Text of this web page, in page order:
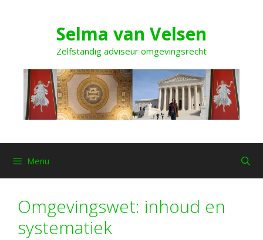
Selma van Velsen
Zelfstandig adviseur omgevingsrecht
Menu
Omgevingswet: inhoud en
systematiek